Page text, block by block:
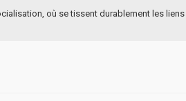
où se tissent durablement les